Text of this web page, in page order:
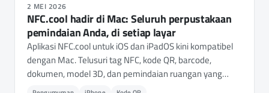
2 MEI 2026
NFC.cool hadir di Mac: Seluruh perpustakaan
pemindaian Anda, di setiap layar
Aplikasi NFC.cool untuk iOS dan iPadOS kini kompatibel
dengan Mac. Telusuri tag NFC, kode QR, barcode,
dokumen, model 3D, dan pemindaian ruangan yang
sudah Anda pindai - semua tersinkronisasi melalui